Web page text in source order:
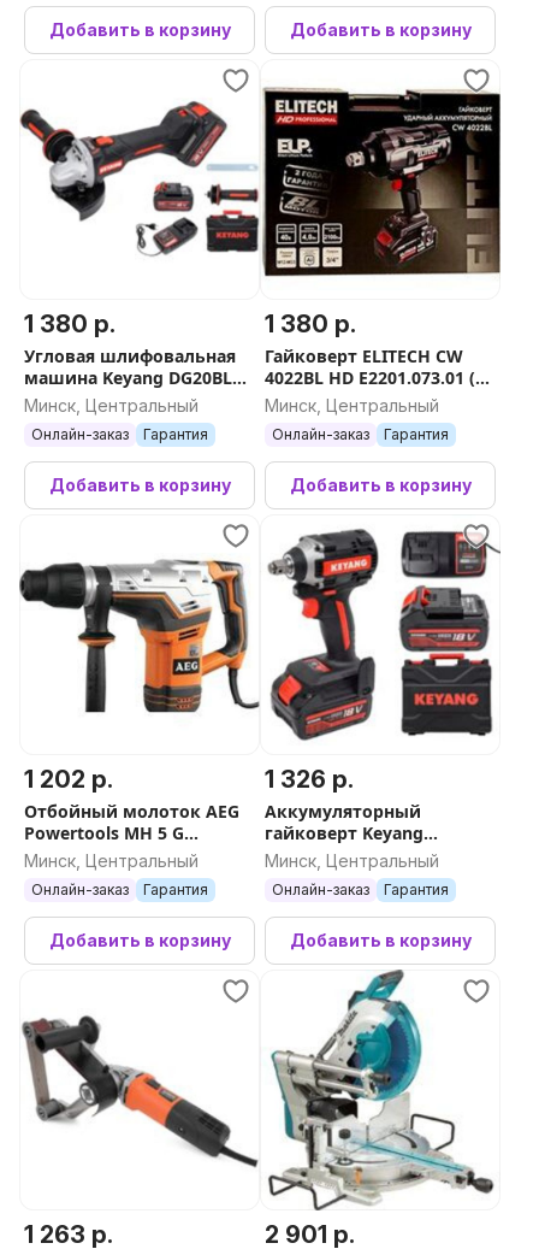
Добавить в корзину Добавить в корзину
1 380 р.
Угловая шлифовальная
машина Keyang DG20BLH-
125SV (Set)
Минск, Центральный
Онлайн-заказ Гарантия
Добавить в корзину
1 380 р.
Гайковерт ELITECH CW
4022BL HD E2201.073.01 (с
1-им АКБ, кейс)
Минск, Центральный
Онлайн-заказ Гарантия
Добавить в корзину
1 202 р.
Отбойный молоток AEG
Powertools MH 5 G
4935443170
Минск, Центральный
Онлайн-заказ Гарантия
Добавить в корзину
1 326 р.
Аккумуляторный
гайковерт Keyang
IW20BLH-315
Минск, Центральный
Онлайн-заказ Гарантия
Добавить в корзину
1 263 р. 2 901 р.